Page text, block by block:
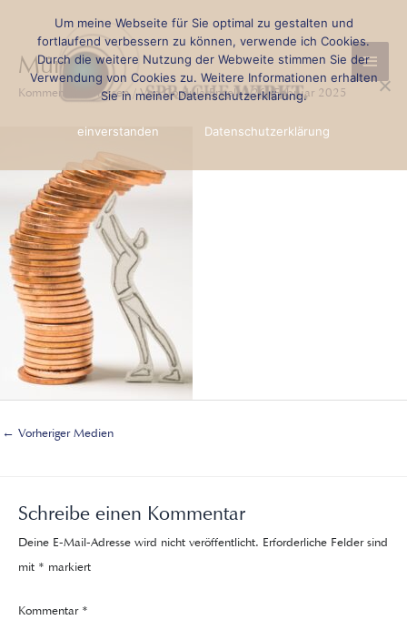
springenMünzen
Kommentar verfassen / VonCordula Engels/26. Februar 2025
← Vorheriger Medien
Schreibe einen Kommentar
Deine E-Mail-Adresse wird nicht veröffentlicht. Erforderliche Felder sind
mit * markiert
Kommentar *
Um meine Webseite für Sie optimal zu gestalten und
fortlaufend verbessern zu können, verwende ich Cookies.
Durch die weitere Nutzung der Webweite stimmen Sie der
Verwendung von Cookies zu. Weitere Informationen erhalten
Sie in meiner Datenschutzerklärung.
einverstanden Datenschutzerklärung